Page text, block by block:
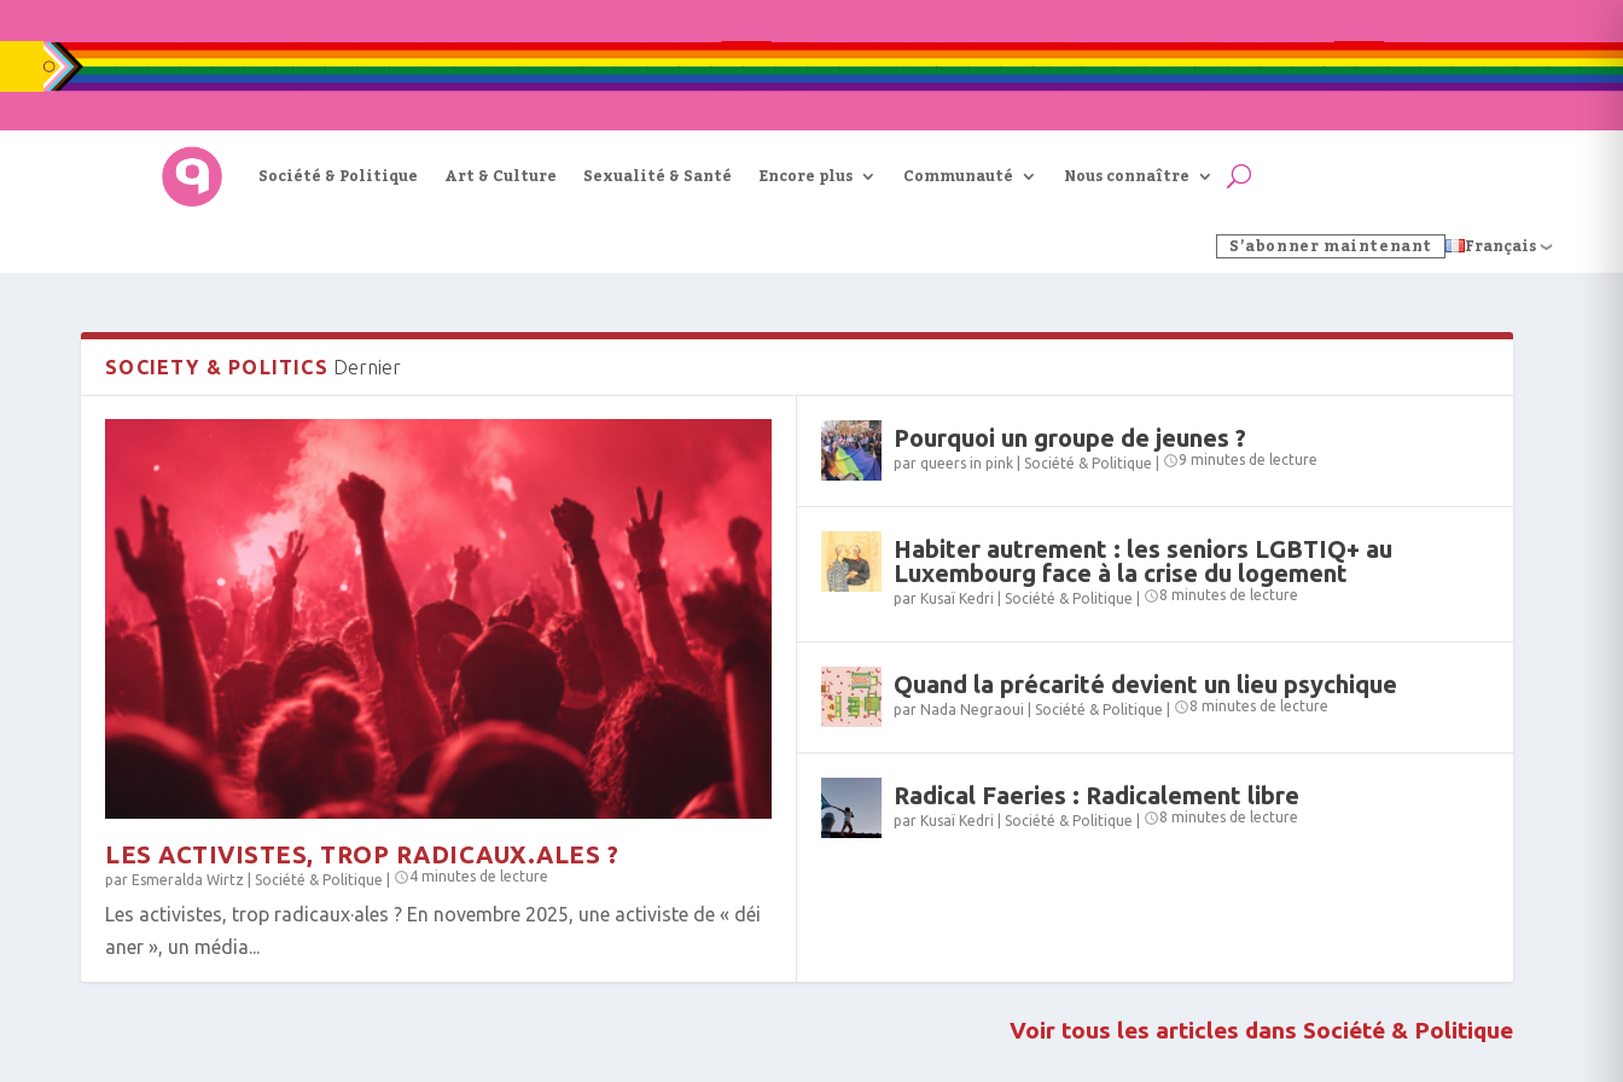
Société & Politique Art & Culture Sexualité & Santé Encore plus Communauté Nous connaître
S’abonner maintenant Français
SOCIETY & POLITICS Dernier
LES ACTIVISTES, TROP RADICAUX.ALES ?
par Esmeralda Wirtz Société & Politique 4 minutes de lecture
Les activistes, trop radicaux·ales ? En novembre 2025, une activiste de « déi
aner », un média...
Pourquoi un groupe de jeunes ?
par queers in pink Société & Politique 9 minutes de lecture
Habiter autrement : les seniors LGBTIQ+ au
Luxembourg face à la crise du logement
par Kusaï Kedri Société & Politique 8 minutes de lecture
Quand la précarité devient un lieu psychique
par Nada Negraoui Société & Politique 8 minutes de lecture
Radical Faeries : Radicalement libre
par Kusaï Kedri Société & Politique 8 minutes de lecture
Voir tous les articles dans Société & Politique